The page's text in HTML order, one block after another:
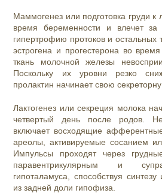
Маммогенез или подготовка груди к
время беременности и влечет
гипертрофию протоков и остальных
эстрогена и прогестерона во
ткань молочной железы
Поскольку их уровни резко
пролактин начинает свою
Лактогенез или секреция молока
четвертый день после родов.
включает восходящие
ареолы, активируемые сосанием
Импульсы проходят через
паравентрикулярным и
гипоталамуса, способствуя
из задней доли гипофиза.